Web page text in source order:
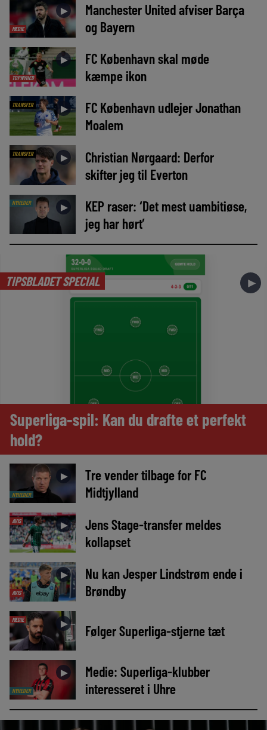
MEDIE
►
Manchester United afviser Barça
og Bayern
TOPNYHED
►
FC København skal møde
kæmpe ikon
TRANSFER ►
FC København udlejer Jonathan
Moalem
TRANSFER ►
Christian Nørgaard: Derfor
skifter jeg til Everton
NYHEDER ►
KEP raser: ‘Det mest uambitiøse,
jeg har hørt’
TIPSBLADET SPECIAL ►
Superliga-spil: Kan du drafte et perfekt
hold?
NYHEDER
►
Tre vender tilbage for FC
Midtjylland
AVIS ►
Jens Stage-transfer meldes
kollapset
AVIS
►
Nu kan Jesper Lindstrøm ende i
Brøndby
MEDIE ► Følger Superliga-stjerne tæt
NYHEDER
►
Medie: Superliga-klubber
interesseret i Uhre